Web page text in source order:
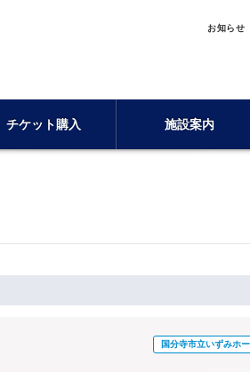
お知らせ
チケット購入 施設案内
国分寺市立いずみホ